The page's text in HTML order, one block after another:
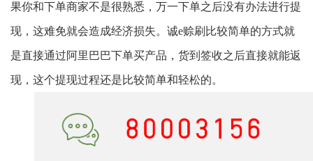
果你和下单商家不是很熟悉，万一下单之后没有办法进行提
现，这难免就会造成经济损失。诚e赊刷比较简单的方式就
是直接通过阿里巴巴下单买产品，货到签收之后直接就能返
现，这个提现过程还是比较简单和轻松的。